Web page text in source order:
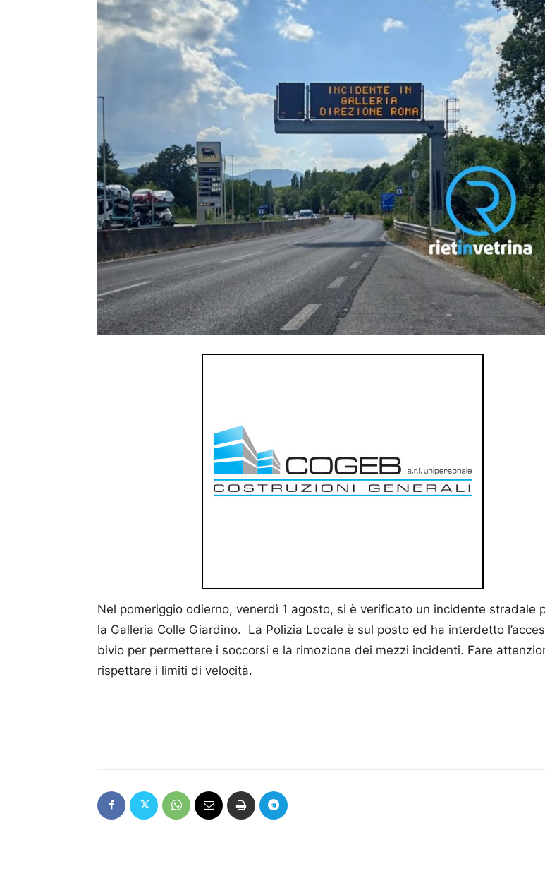
Nel pomeriggio odierno, venerdì 1 agosto, si è verificato un incidente stradale
la Galleria Colle Giardino. La Polizia Locale è sul posto ed ha interdetto
bivio per permettere i soccorsi e la rimozione dei mezzi incidenti. Fare
rispettare i limiti di velocità.